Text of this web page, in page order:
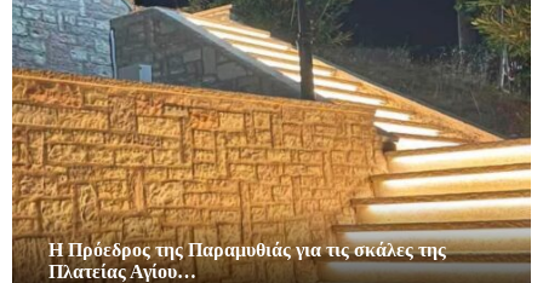
Η Πρόεδρος της Παραμυθιάς για τις σκάλες της
Πλατείας Αγίου…